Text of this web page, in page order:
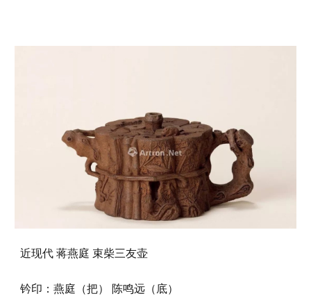
近现代 蒋燕庭 束柴三友壶
钤印：燕庭（把） 陈鸣远（底）